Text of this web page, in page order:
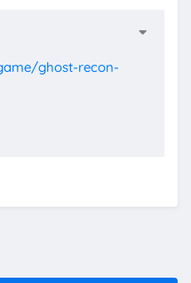
ghost-recon-